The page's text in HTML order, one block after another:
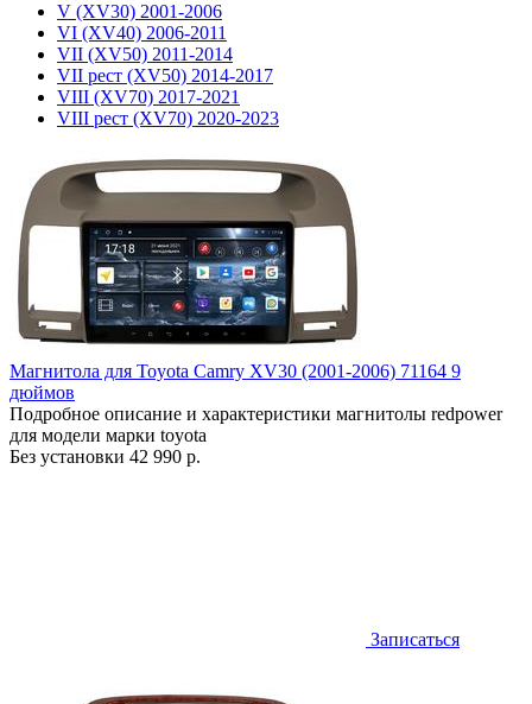
V (XV30) 2001-2006
VI (XV40) 2006-2011
VII (XV50) 2011-2014
VII рест (XV50) 2014-2017
VIII (XV70) 2017-2021
VIII рест (XV70) 2020-2023
Магнитола для Toyota Camry XV30 (2001-2006) 71164 9
дюймов
Подробное описание и характеристики магнитолы redpower
для модели марки toyota
Без установки 42 990 р.
Записаться